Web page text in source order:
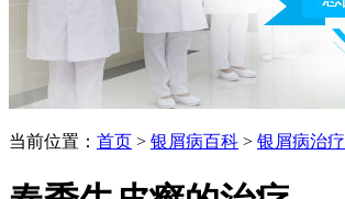
当前位置： 首页 > 银屑病百科 > 银屑病治疗